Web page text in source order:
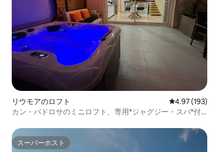
リウモアのロフト レビュー193
4.97 (193)
カン・パドロサのミニロフト、専用*ジャグジー・スパ*付
スーパーホスト
スーパーホスト